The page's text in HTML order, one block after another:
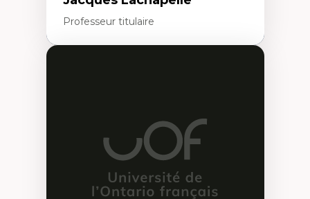
Professeur titulaire
l'environnement bâti
Conception de projet en milieu existant
Analyse critique en architecture et
enseignement du design architectural et